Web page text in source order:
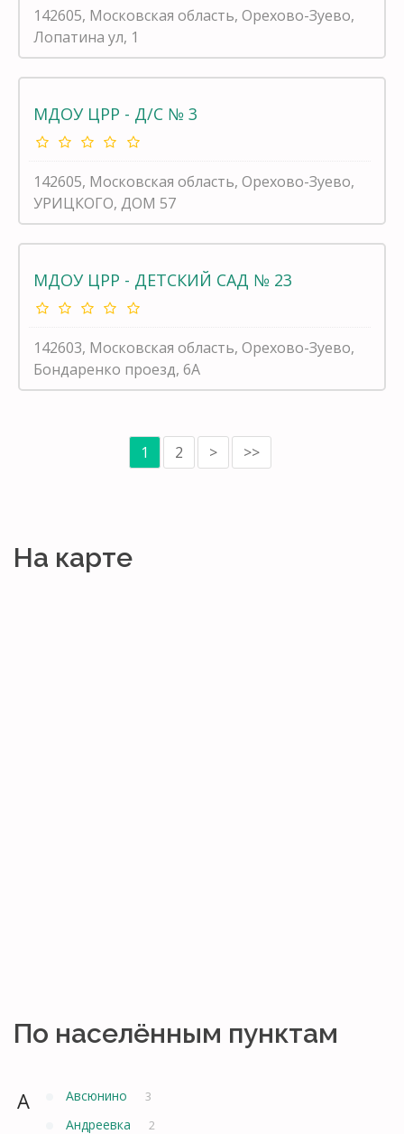
142605, Московская область, Орехово-Зуево,
Лопатина ул, 1
МДОУ ЦРР - Д/С № 3
142605, Московская область, Орехово-Зуево,
УРИЦКОГО, ДОМ 57
МДОУ ЦРР - ДЕТСКИЙ САД № 23
142603, Московская область, Орехово-Зуево,
Бондаренко проезд, 6А
1 2 > >>
На карте
По населённым пунктам
А Авсюнино 3
Андреевка 2